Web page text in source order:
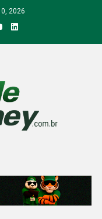
2026